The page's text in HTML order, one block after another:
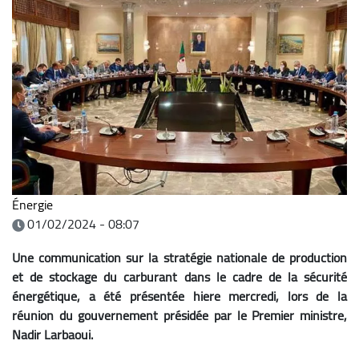
Énergie
01/02/2024 - 08:07
Une communication sur la stratégie nationale de production
et de stockage du carburant dans le cadre de la sécurité
énergétique, a été présentée hiere mercredi, lors de la
réunion du gouvernement présidée par le Premier ministre,
Nadir Larbaoui.